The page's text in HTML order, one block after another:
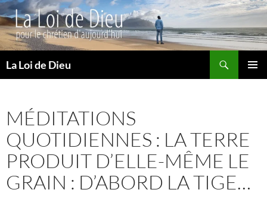
La Loi de Dieu
MÉDITATIONS
QUOTIDIENNES : LA TERRE
PRODUIT D’ELLE-MÊME LE
GRAIN : D’ABORD LA TIGE…